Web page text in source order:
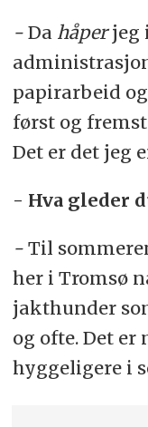
- Da håperjeg
papirarbeid
først og
Det er det jeg
- Hva gleder
- Til
her i Tromsø
jakthunder
og ofte. Det er
hyggeligere i